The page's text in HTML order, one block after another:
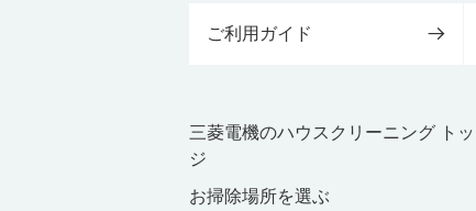
ご利用ガイド
三菱電機のハウスクリーニング ト
ジ
お掃除場所を選ぶ